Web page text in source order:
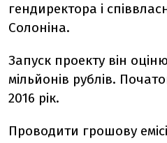
гендиректора і
Солоніна.
Запуск проекту він
мільйонів рублів.
2016 рік.
Проводити грошову